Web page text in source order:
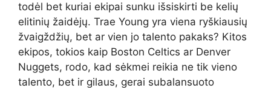
todėl bet kuriai ekipai sunku išsiskirti be kelių
elitinių žaidėjų. Trae Young yra viena ryškiausių
žvaigždžių, bet ar vien jo talento pakaks? Kitos
ekipos, tokios kaip Boston Celtics ar Denver
Nuggets, rodo, kad sėkmei reikia ne tik vieno
talento, bet ir gilaus, gerai subalansuoto